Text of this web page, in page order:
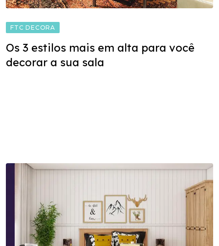
FTC DECORA
Os 3 estilos mais em alta para você
decorar a sua sala